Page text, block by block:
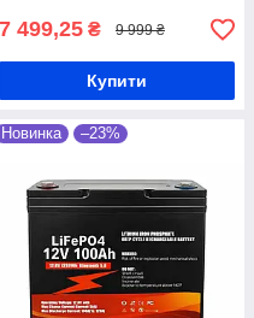
7 499,25 ₴ 9 999 ₴
Купити
Новинка –23%